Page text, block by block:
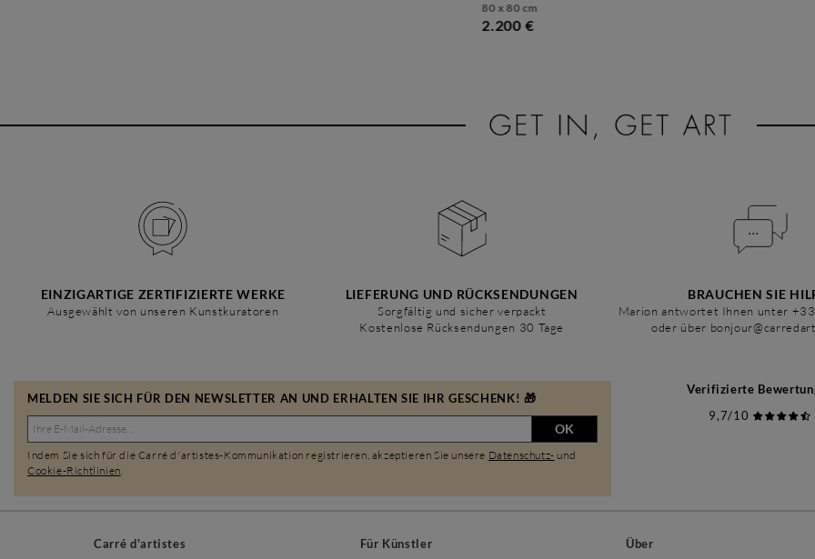
80 x 80 cm
2.200 €
EINZIGARTIGE ZERTIFIZIERTE WERKE
Ausgewählt von unseren Kunstkuratoren
LIEFERUNG UND RÜCKSENDUNGEN
Sorgfältig und sicher verpackt
Kostenlose Rücksendungen 30 Tage
BRAUCHEN SIE
Marion antwortet Ihnen unter
oder über
MELDEN SIE SICH FÜR DEN NEWSLETTER AN UND ERHALTEN SIE IHR GESCHENK! 🎁
OK
Indem Sie sich für die Carré d'artistes-Kommunikation registrieren, akzeptieren Sie unsere Datenschutz- und
Cookie-Richtlinien
Verifizierte
9,7/10
Carré d'artistes Für Künstler Über